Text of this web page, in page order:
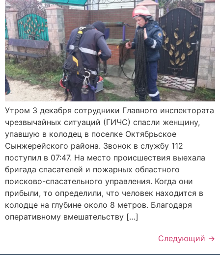
Утром 3 декабря сотрудники Главного инспектората
чрезвычайных ситуаций (ГИЧС) спасли женщину,
упавшую в колодец в поселке Октябрьское
Сынжерейского района. Звонок в службу 112
поступил в 07:47. На место происшествия выехала
бригада спасателей и пожарных областного
поисково-спасательного управления. Когда они
прибыли, то определили, что человек находится в
колодце на глубине около 8 метров. Благодаря
оперативному вмешательству […]
Следующий →